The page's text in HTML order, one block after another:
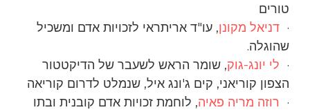
טורים
· דניאל מקונן, עו"ד אריתראי לזכויות אדם ומשכיל
שהוגלה.
· לי יונג-גוק, שומר הראש לשעבר של הדיקטטור
הצפון קוריאני, קים ג'ונג איל, שנמלט לדרום קוריאה
· רוזה מריה פאיה, לוחמת זכויות אדם קובנית ובתו